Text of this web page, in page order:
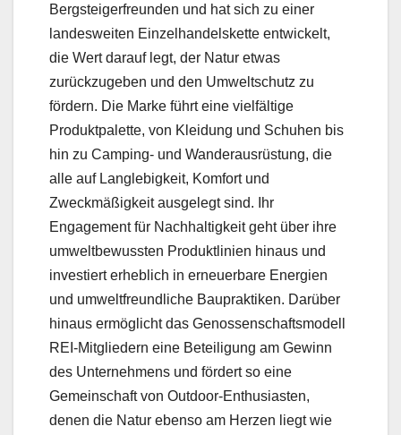
Bergsteigerfreunden und hat sich zu einer
landesweiten Einzelhandelskette entwickelt,
die Wert darauf legt, der Natur etwas
zurückzugeben und den Umweltschutz zu
fördern. Die Marke führt eine vielfältige
Produktpalette, von Kleidung und Schuhen bis
hin zu Camping- und Wanderausrüstung, die
alle auf Langlebigkeit, Komfort und
Zweckmäßigkeit ausgelegt sind. Ihr
Engagement für Nachhaltigkeit geht über ihre
umweltbewussten Produktlinien hinaus und
investiert erheblich in erneuerbare Energien
und umweltfreundliche Baupraktiken. Darüber
hinaus ermöglicht das Genossenschaftsmodell
REI-Mitgliedern eine Beteiligung am Gewinn
des Unternehmens und fördert so eine
Gemeinschaft von Outdoor-Enthusiasten,
denen die Natur ebenso am Herzen liegt wie